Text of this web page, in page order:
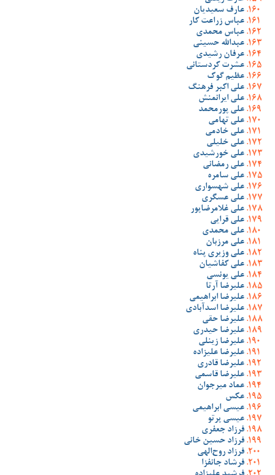
عارف سعیدیان
عباس زراعت کار
عباس محمدی
عبدالله حسینی
عرفان رشیدی
عشرت کردستانی
عظیم گوک
علی اکبر فرهنگ
علی ایرانمنش
علی پورمحمد
علی تهامی
علی خادمی
علی خلیلی
علی خورشیدی
علی رمضانی
علی سامره
علی شهسواری
علی عسگری
علی غلامرضاپور
علی قرایی
علی محمدی
علی مرزبان
علی وزیری پناه
علی کفاشیان
علی یونسی
علیرضا آرتا
علیرضا ابراهیمی
علیرضا اسدآبادی
علیرضا حقی
علیرضا حیدری
علیرضا زینلی
علیرضا علیزاده
علیرضا قادری
علیرضا قاسمی
عماد میرجوان
عکس
عیسی ابراهیمی
عیسی پرتو
فرزاد جعفری
فرزاد حسین خانی
فرزاد روح‌الهی
فرشاد جانفزا